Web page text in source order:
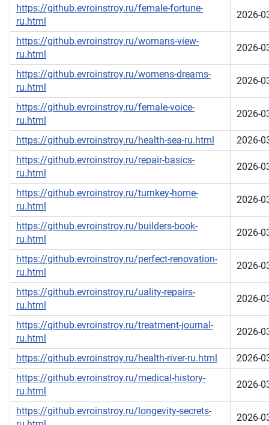
https://github.evroinstroy.ru/female-fortune-
ru.html
2026-
https://github.evroinstroy.ru/womans-view-
ru.html
2026-
https://github.evroinstroy.ru/womens-dreams-
ru.html
2026-
https://github.evroinstroy.ru/female-voice-
ru.html
2026-
https://github.evroinstroy.ru/health-sea-ru.html
2026-
https://github.evroinstroy.ru/repair-basics-
ru.html
2026-
https://github.evroinstroy.ru/turnkey-home-
ru.html
2026-
https://github.evroinstroy.ru/builders-book-
ru.html
2026-
https://github.evroinstroy.ru/perfect-renovation-
ru.html
2026-
https://github.evroinstroy.ru/uality-repairs-
ru.html
2026-
https://github.evroinstroy.ru/treatment-journal-
ru.html
2026-
https://github.evroinstroy.ru/health-river-ru.html
2026-
https://github.evroinstroy.ru/medical-history-
ru.html
2026-
https://github.evroinstroy.ru/longevity-secrets-
2026-